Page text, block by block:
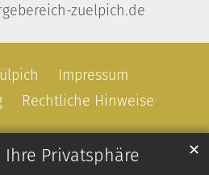
Privatsphäre ✕
zuelpich.de
Impressum
Rechtliche Hinweise